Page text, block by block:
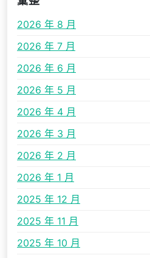
2026 年 8 月
2026 年 7 月
2026 年 6 月
2026 年 5 月
2026 年 4 月
2026 年 3 月
2026 年 2 月
2026 年 1 月
2025 年 12 月
2025 年 11 月
2025 年 10 月